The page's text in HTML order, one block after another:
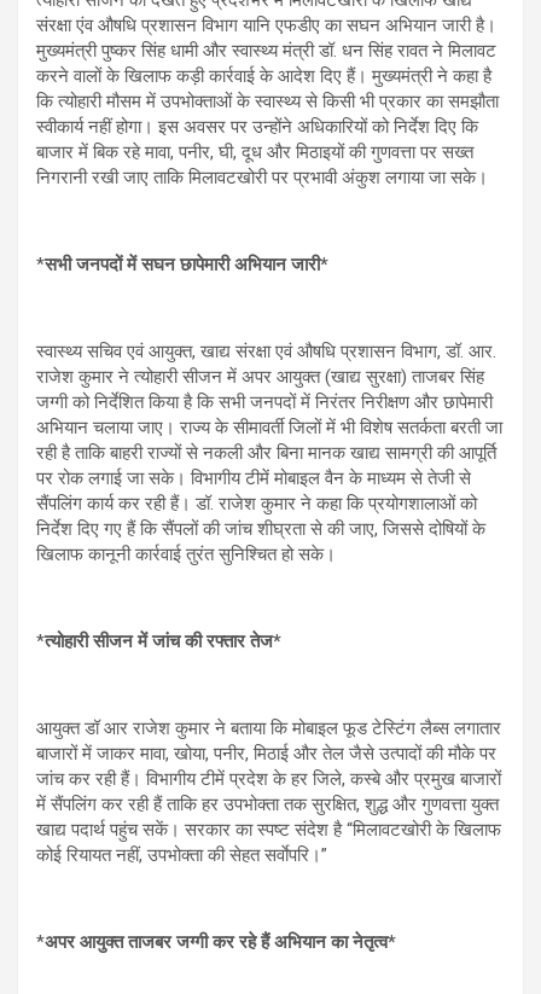
संरक्षा एंव औषधि प्रशासन विभाग यानि एफडीए का सघन अभियान जारी है।
मुख्यमंत्री पुष्कर सिंह धामी और स्वास्थ्य मंत्री डॉ. धन सिंह रावत ने मिलावट
करने वालों के खिलाफ कड़ी कार्रवाई के आदेश दिए हैं। मुख्यमंत्री ने कहा है
कि त्योहारी मौसम में उपभोक्ताओं के स्वास्थ्य से किसी भी प्रकार का समझौता
स्वीकार्य नहीं होगा। इस अवसर पर उन्होंने अधिकारियों को निर्देश दिए कि
बाजार में बिक रहे मावा, पनीर, घी, दूध और मिठाइयों की गुणवत्ता पर सख्त
निगरानी रखी जाए ताकि मिलावटखोरी पर प्रभावी अंकुश लगाया जा सके।
*सभी जनपदों में सघन छापेमारी अभियान जारी*
स्वास्थ्य सचिव एवं आयुक्त, खाद्य संरक्षा एवं औषधि प्रशासन विभाग, डॉ. आर.
राजेश कुमार ने त्योहारी सीजन में अपर आयुक्त (खाद्य सुरक्षा) ताजबर सिंह
जग्गी को निर्देशित किया है कि सभी जनपदों में निरंतर निरीक्षण और छापेमारी
अभियान चलाया जाए। राज्य के सीमावर्ती जिलों में भी विशेष सतर्कता बरती जा
रही है ताकि बाहरी राज्यों से नकली और बिना मानक खाद्य सामग्री की आपूर्ति
पर रोक लगाई जा सके। विभागीय टीमें मोबाइल वैन के माध्यम से तेजी से
सैंपलिंग कार्य कर रही हैं। डॉ. राजेश कुमार ने कहा कि प्रयोगशालाओं को
निर्देश दिए गए हैं कि सैंपलों की जांच शीघ्रता से की जाए, जिससे दोषियों के
खिलाफ कानूनी कार्रवाई तुरंत सुनिश्चित हो सके।
*त्योहारी सीजन में जांच की रफ्तार तेज*
आयुक्त डॉ आर राजेश कुमार ने बताया कि मोबाइल फूड टेस्टिंग लैब्स लगातार
बाजारों में जाकर मावा, खोया, पनीर, मिठाई और तेल जैसे उत्पादों की मौके पर
जांच कर रही हैं। विभागीय टीमें प्रदेश के हर जिले, कस्बे और प्रमुख बाजारों
में सैंपलिंग कर रही हैं ताकि हर उपभोक्ता तक सुरक्षित, शुद्ध और गुणवत्ता युक्त
खाद्य पदार्थ पहुंच सकें। सरकार का स्पष्ट संदेश है “मिलावटखोरी के खिलाफ
कोई रियायत नहीं, उपभोक्ता की सेहत सर्वाेपरि।”
*अपर आयुक्त ताजबर जग्गी कर रहे हैं अभियान का नेतृत्व*